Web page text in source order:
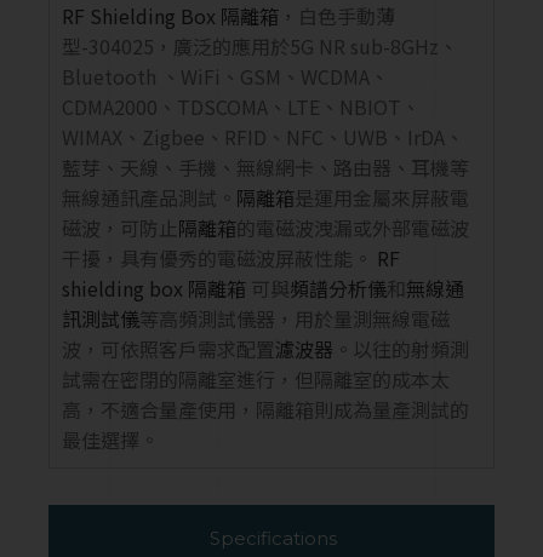
RF Shielding Box 隔離箱 ，白色手動薄
型-304025，廣泛的應用於5G NR sub-8GHz、
Bluetooth 、WiFi、GSM、WCDMA、
CDMA2000、TDSCOMA、LTE、NBIOT、
WIMAX、Zigbee、RFID、NFC、UWB、IrDA、
藍芽、天線、手機、無線網卡、路由器、耳機等
無線通訊產品測試。 隔離箱是運用金屬來屏蔽電
磁波，可防止隔離箱的電磁波洩漏或外部電磁波
干擾，具有優秀的電磁波屏蔽性能。 RF
shielding box 隔離箱 可與頻譜分析儀和無線通
訊測試儀等高頻測試儀器，用於量測無線電磁
波，可依照客戶需求配置濾波器 。以往的射頻測
試需在密閉的隔離室進行，但隔離室的成本太
高，不適合量產使用，隔離箱則成為量產測試的
最佳選擇。
Specifications